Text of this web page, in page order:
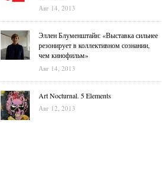
Авг 14, 2013
Эллен Блуменштайн: «Выставка сильнее
резонирует в коллективном сознании,
чем кинофильм»
Авг 14, 2013
Art Nocturnal. 5 Elements
Авг 12, 2013